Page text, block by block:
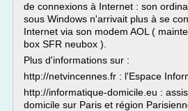
de connexions à Internet : son
sous Windows n'arrivait plus à se
Internet via son modem AOL (
box SFR neubox ).
Plus d'informations sur :
http://netvincennes.fr : l'Espace
http://informatique-domicile.eu :
domicile sur Paris et région